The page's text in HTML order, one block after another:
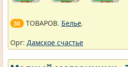
30 ТОВАРОВ. Белье.
Орг: Дамское счастье